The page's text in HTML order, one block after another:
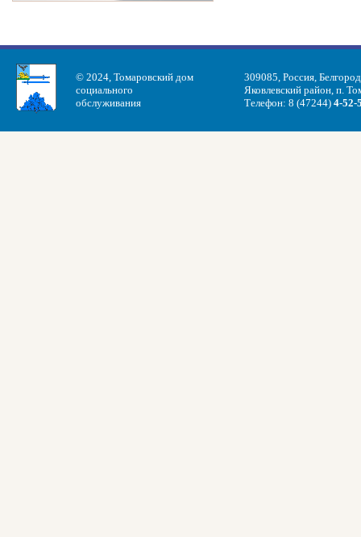
© 2024, Томаровский дом
социального
обслуживания
309085, Россия,
Яковлевский район, п.
Телефон: 8 (47244) 4-52-